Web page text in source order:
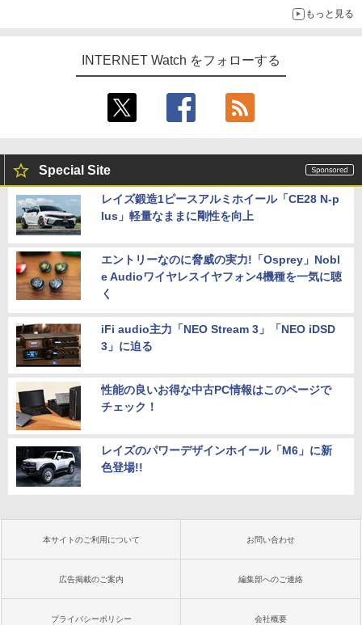
もっと見る
INTERNET Watch をフォローする
Special Site
レイズ鍛造1ピースアルミホイール「CE28 N-p
lus」軽量なままに剛性を向上
エントリーなのに脅威の実力!「Osprey」Nobl
e Audioワイヤレスイヤフォン4機種を一気に聴
く
iFi audio主力「NEO Stream 3」「NEO iDSD
3」に迫る
性能の良いお得な中古PC情報はこのページで
チェック！
レイズのパワーデザインホイール「M6」に新
色登場!!
本サイトのご利用について お問い合わせ
広告掲載のご案内 編集部へのご連絡
プライバシーポリシー 会社概要